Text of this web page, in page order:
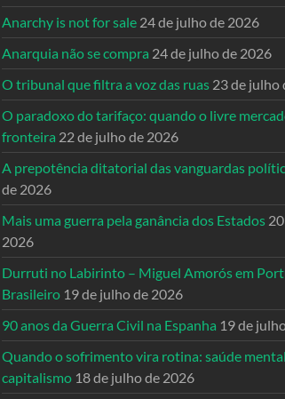
Anarchy is not for sale 24 de julho de 2026
Anarquia não se compra 24 de julho de 2026
O tribunal que filtra a voz das ruas 23 de julho
O paradoxo do tarifaço: quando o livre
fronteira 22 de julho de 2026
A prepotência ditatorial das vanguardas
de 2026
Mais uma guerra pela ganância dos Estados
2026
Durruti no Labirinto – Miguel Amorós em
Brasileiro 19 de julho de 2026
90 anos da Guerra Civil na Espanha 19 de
Quando o sofrimento vira rotina: saúde
capitalismo 18 de julho de 2026